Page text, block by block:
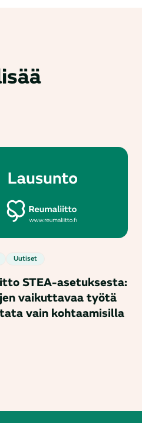
Uutiset
STEA-asetuksesta:
vaikuttavaa työtä
vain kohtaamisilla